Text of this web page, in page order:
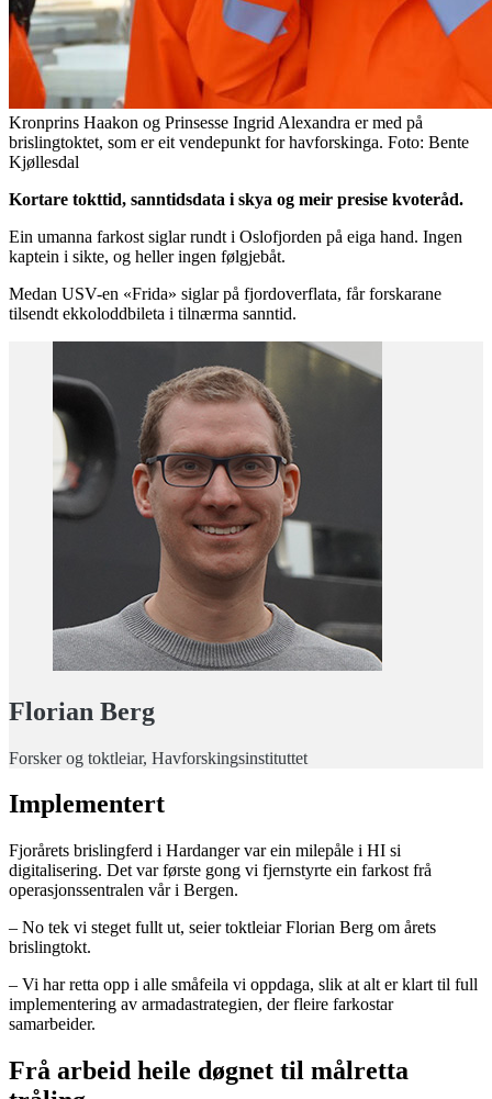
Kronprins Haakon og Prinsesse Ingrid Alexandra er med på
brislingtoktet, som er eit vendepunkt for havforskinga. Foto: Bente
Kjøllesdal
Kortare tokttid, sanntidsdata i skya og meir presise kvoteråd.
Ein umanna farkost siglar rundt i Oslofjorden på eiga hand. Ingen
kaptein i sikte, og heller ingen følgjebåt.
Medan USV-en «Frida» siglar på fjordoverflata, får forskarane
tilsendt ekkoloddbileta i tilnærma sanntid.
Florian Berg
Forsker og toktleiar, Havforskingsinstituttet
Implementert
Fjorårets brislingferd i Hardanger var ein milepåle i HI si
digitalisering. Det var første gong vi fjernstyrte ein farkost frå
operasjonssentralen vår i Bergen.
– No tek vi steget fullt ut, seier toktleiar Florian Berg om årets
brislingtokt.
– Vi har retta opp i alle småfeila vi oppdaga, slik at alt er klart til full
implementering av armadastrategien, der fleire farkostar
samarbeider.
Frå arbeid heile døgnet til målretta